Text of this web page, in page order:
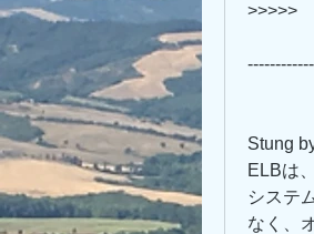
>>>>>
Stung
ELBは
システ
なく、